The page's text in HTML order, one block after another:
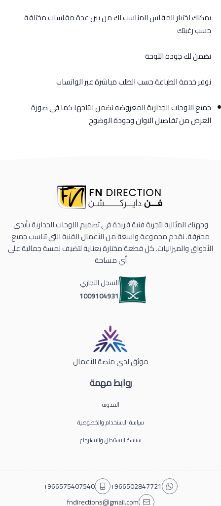
يمكنك اختيار المقاس المناسب لك من بين عدة مقاسات مختلفة
حسب رغبتك
نضمن لك جودة اللوحة
نوفر خدمة الطباعة حسب الطلب مباشرة عبر الواتساب
جميع اللوحات الجدارية المعروضه نضمن انتاجها كما في صورة
العرض من تفاصيل الاوان وجودة الوضوح
روابط مهمة
المدونة
سياسة الاستخدام والخصوصية
سياسة الاستبدال والاسترجاع
وجهتك المثالية لتجربة فنية فريدة في تصميم اللوحات الجدارية بأيدي
محترفة. نقدم مجموعة واسعة من الأعمال الفنية التي تناسب جميع
الأذواق والميزانيات. كل قطعة مختارة بعناية لتضيف لمسة جمالية على
أي مساحة
السجل التجاري
1009104931
موثق لدى منصة الأعمال
+966502847721
+966575407540
fndirections@gmail.com